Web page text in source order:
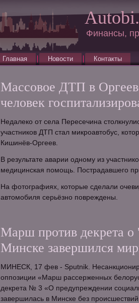
Финансы,
Главная Новости Контакты
Массовое ДТП в
человек
Недалеко от села Пересечина
участников ДТП стал микроавтобус,
Кишинёв-Оргеев.
В результате аварии одному из
медицинская помощь. Пострадавшего
На фотографиях, которые сделали
автомобиля серьёзно повреждены.
Марш против декрета о
Минске завершился
МИНЕСК, 17 фев - Sputnik.
оппозиции «Марш рассерженных
декрета № 3 «О предупреждении
завершилась в Минске без